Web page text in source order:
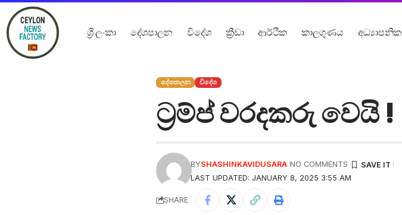
ශ්‍රී ලංකා දේශපාලන විදේශ ක්‍රීඩා ආර්ථික කාලගුණය අධ්‍යාපනික
දේශපාලන විදේශ
ට්‍රම්ප් වරදකරු වෙයි !
LAST UPDATED: JANUARY 8, 2025 3:55 AM
BYSHASHINKAVIDUSARA NO COMMENTS
SHARE